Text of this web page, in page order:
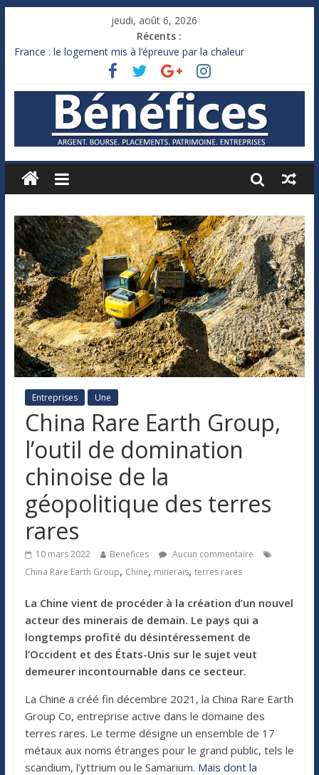
jeudi, août 6, 2026
Récents :
France : le logement mis à l’épreuve par la chaleur
Des milliards de dollars de droits de douane déjà remboursés
Royaume-Uni : Andy Burnham recule sur l’impôt
Xavier Niel, le milliardaire qui ne touche presque rien
Ruée des fortunes russes vers l’étranger
Entreprises Une
China Rare Earth Group,
l’outil de domination
chinoise de la
géopolitique des terres
rares
10 mars 2022 Benefices
Aucun commentaire
China Rare Earth Group, Chine, minerais, terres rares
La Chine vient de procéder à la création d’un nouvel
acteur des minerais de demain. Le pays qui a
longtemps profité du désintéressement de
l’Occident et des États-Unis sur le sujet veut
demeurer incontournable dans ce secteur.
La Chine a créé fin décembre 2021, la China Rare Earth
Group Co, entreprise active dans le domaine des
terres rares. Le terme désigne un ensemble de 17
métaux aux noms étranges pour le grand public, tels le
scandium, l’yttrium ou le Samarium. Mais dont la